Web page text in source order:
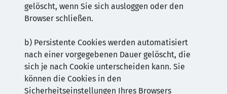
gelöscht, wenn Sie sich ausloggen oder den
Browser schließen.
b) Persistente Cookies werden automatisiert
nach einer vorgegebenen Dauer gelöscht, die
sich je nach Cookie unterscheiden kann. Sie
können die Cookies in den
Sicherheitseinstellungen Ihres Browsers